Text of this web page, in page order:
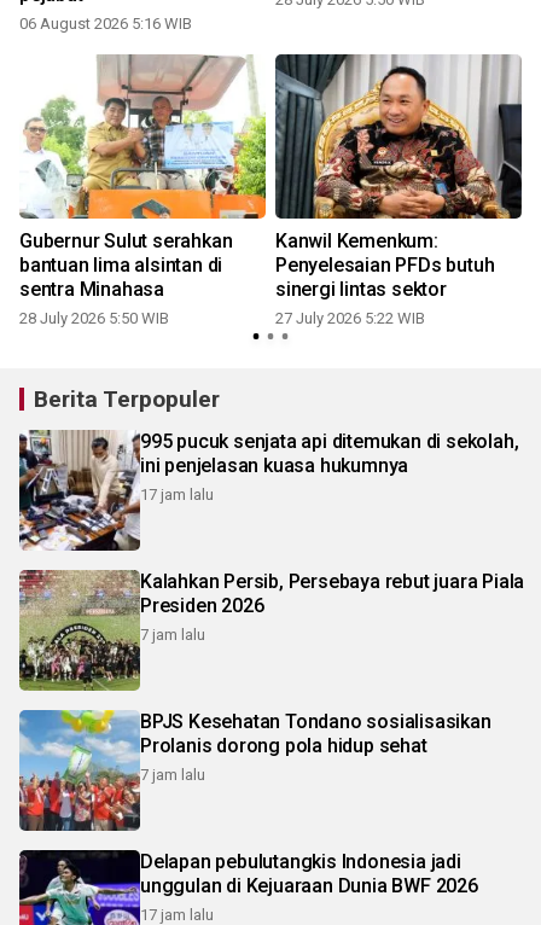
06 August 2026 5:16 WIB
Gubernur Sulut serahkan
bantuan lima alsintan di
sentra Minahasa
28 July 2026 5:50 WIB
Kanwil Kemenkum:
Penyelesaian PFDs butuh
sinergi lintas sektor
27 July 2026 5:22 WIB
Berita Terpopuler
995 pucuk senjata api ditemukan di sekolah,
ini penjelasan kuasa hukumnya
17 jam lalu
Kalahkan Persib, Persebaya rebut juara Piala
Presiden 2026
7 jam lalu
BPJS Kesehatan Tondano sosialisasikan
Prolanis dorong pola hidup sehat
7 jam lalu
Delapan pebulutangkis Indonesia jadi
unggulan di Kejuaraan Dunia BWF 2026
17 jam lalu